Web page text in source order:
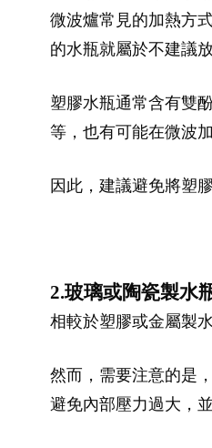
微波爐常見的加熱方
的水瓶就屬於不建議
塑膠水瓶通常含有雙
等，也有可能在微波
因此，建議避免將塑
2.玻璃或陶瓷製水
相較於塑膠或金屬製
然而，需要注意的是
避免內部壓力過大，